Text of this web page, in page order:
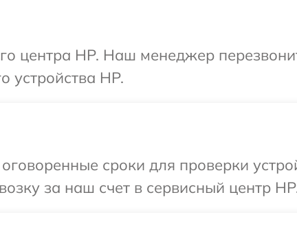
центра HP. Наш менеджер
устройства HP.
сроки для проверки
за наш счет в сервисный центр